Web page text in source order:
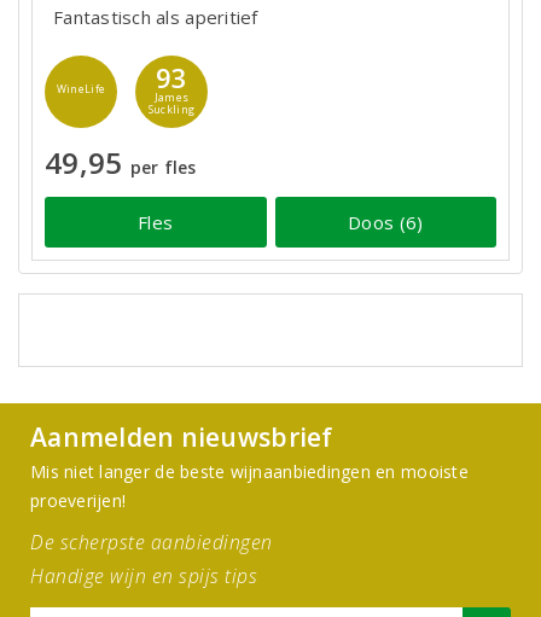
Fantastisch als aperitief
WineLife 93
James
Suckling
49,95 per fles
Fles Doos (6)
Aanmelden nieuwsbrief
Mis niet langer de beste wijnaanbiedingen en mooiste
proeverijen!
De scherpste aanbiedingen
Handige wijn en spijs tips